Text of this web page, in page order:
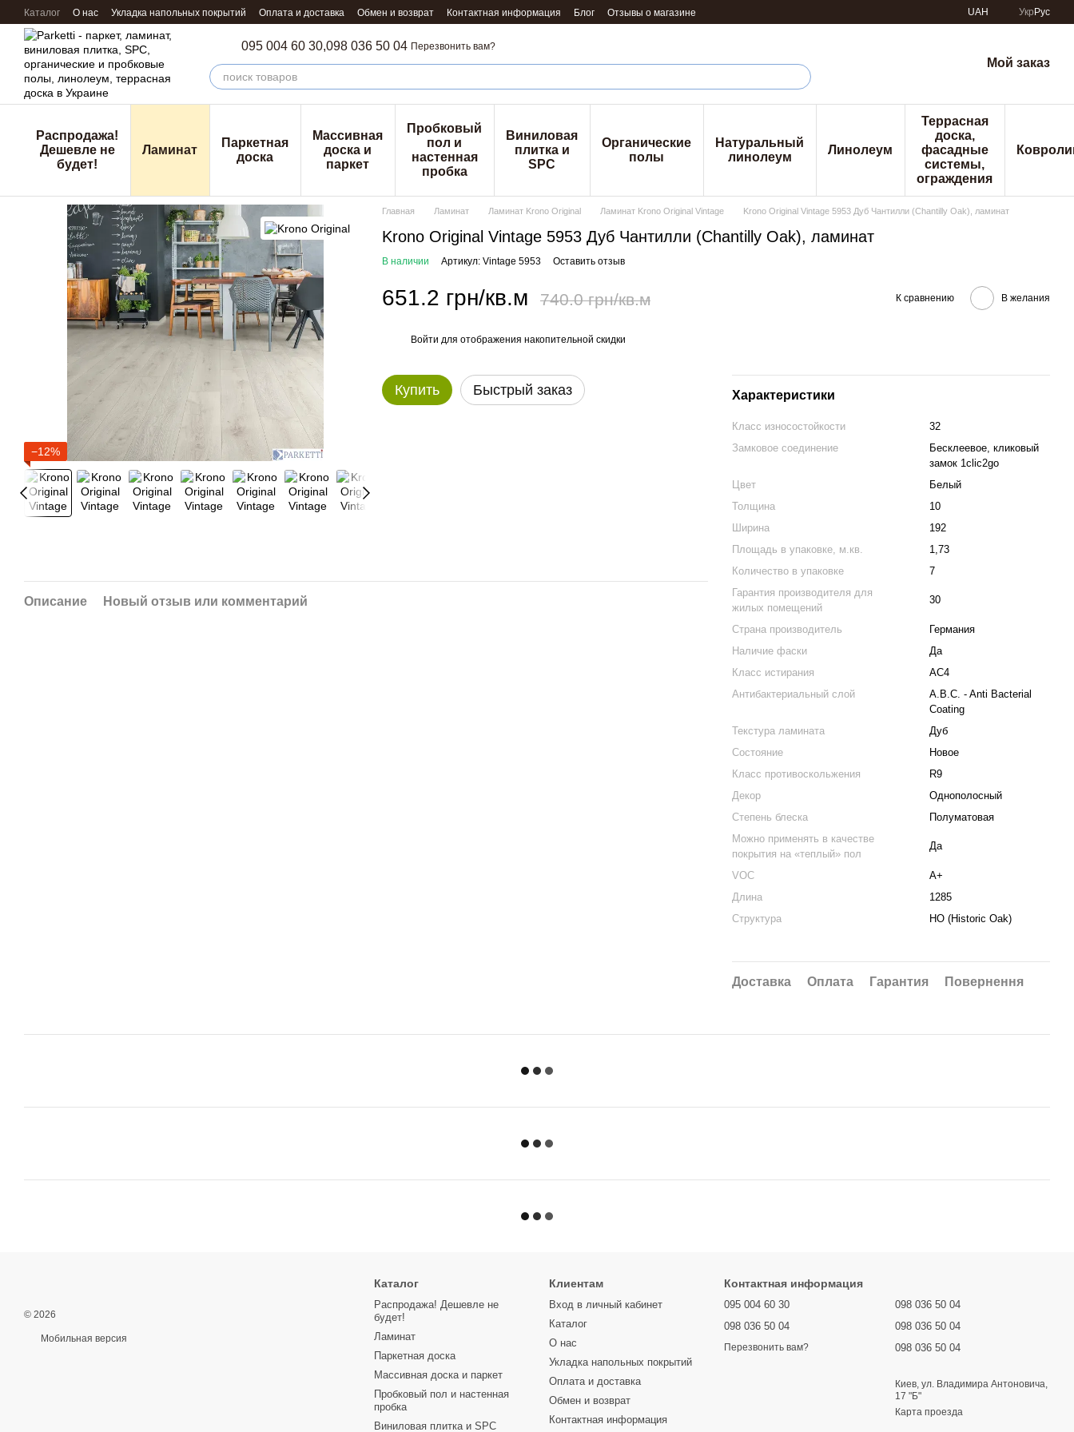
Перейти к основному контенту
Каталог О нас Укладка напольных покрытий Оплата и доставка Обмен и возврат Контактная информация Блог Отзывы о магазине UAH Укр Рус
095 004 60 30,098 036 50 04 Перезвонить вам?
Мой заказ
Распродажа!
Дешевле не
будет!
Ламинат
Паркетная
доска
Массивная
доска и
паркет
Пробковый
пол и
настенная
пробка
Виниловая
плитка и
SPC
Органические
полы
Натуральный
линолеум
Линолеум
Террасная
доска,
фасадные
системы,
ограждения
−12%
Главная Ламинат Ламинат Krono Original Ламинат Krono Original Vintage Krono Original Vintage 5953 Дуб Чантилли (Chantilly Oak), ламинат
Krono Original Vintage 5953 Дуб Чантилли (Chantilly Oak), ламинат
В наличии Артикул: Vintage 5953 Оставить отзыв
651.2 грн/кв.м 740.0 грн/кв.м К сравнению В желания
Войти для отображения накопительной скидки
Купить Быстрый заказ Характеристики
Класс износостойкости
32
Замковое соединение
Бесклеевое, кликовый
замок 1clic2go
Цвет
Белый
Толщина
10
Ширина
192
Площадь в упаковке, м.кв.
1,73
Количество в упаковке
7
Гарантия производителя для
жилых помещений
30
Страна производитель
Германия
Наличие фаски
Да
Класс истирания
АС4
Антибактериальный слой
A.B.C. - Anti Bacterial
Coating
Текстура ламината
Дуб
Состояние
Новое
Класс противоскольжения
R9
Декор
Однополосный
Степень блеска
Полуматовая
Можно применять в качестве
покрытия на «теплый» пол
Да
VOC
A+
Длина
1285
Структура
HO (Historic Oak)
Доставка Оплата Гарантия Повернення
Описание Новый отзыв или комментарий
© 2026
Мобильная версия
Каталог
Распродажа! Дешевле не
будет!
Ламинат
Паркетная доска
Массивная доска и паркет
Пробковый пол и настенная
пробка
Виниловая плитка и SPC
Клиентам
Вход в личный кабинет
Каталог
О нас
Укладка напольных покрытий
Оплата и доставка
Обмен и возврат
Контактная информация
Контактная информация
095 004 60 30
098 036 50 04
Перезвонить вам?
098 036 50 04
098 036 50 04
098 036 50 04
Киев, ул. Владимира Антоновича,
17 "Б"
Карта проезда